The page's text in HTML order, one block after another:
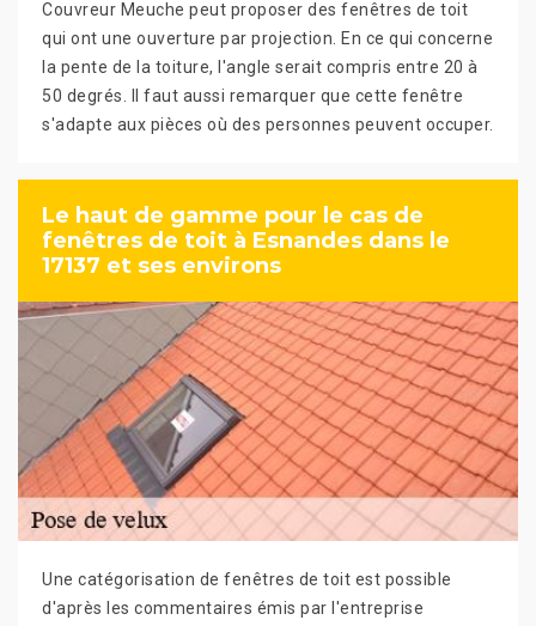
Couvreur Meuche peut proposer des fenêtres de toit
qui ont une ouverture par projection. En ce qui concerne
la pente de la toiture, l'angle serait compris entre 20 à
50 degrés. Il faut aussi remarquer que cette fenêtre
s'adapte aux pièces où des personnes peuvent occuper.
Le haut de gamme pour le cas de
fenêtres de toit à Esnandes dans le
17137 et ses environs
Une catégorisation de fenêtres de toit est possible
d'après les commentaires émis par l'entreprise